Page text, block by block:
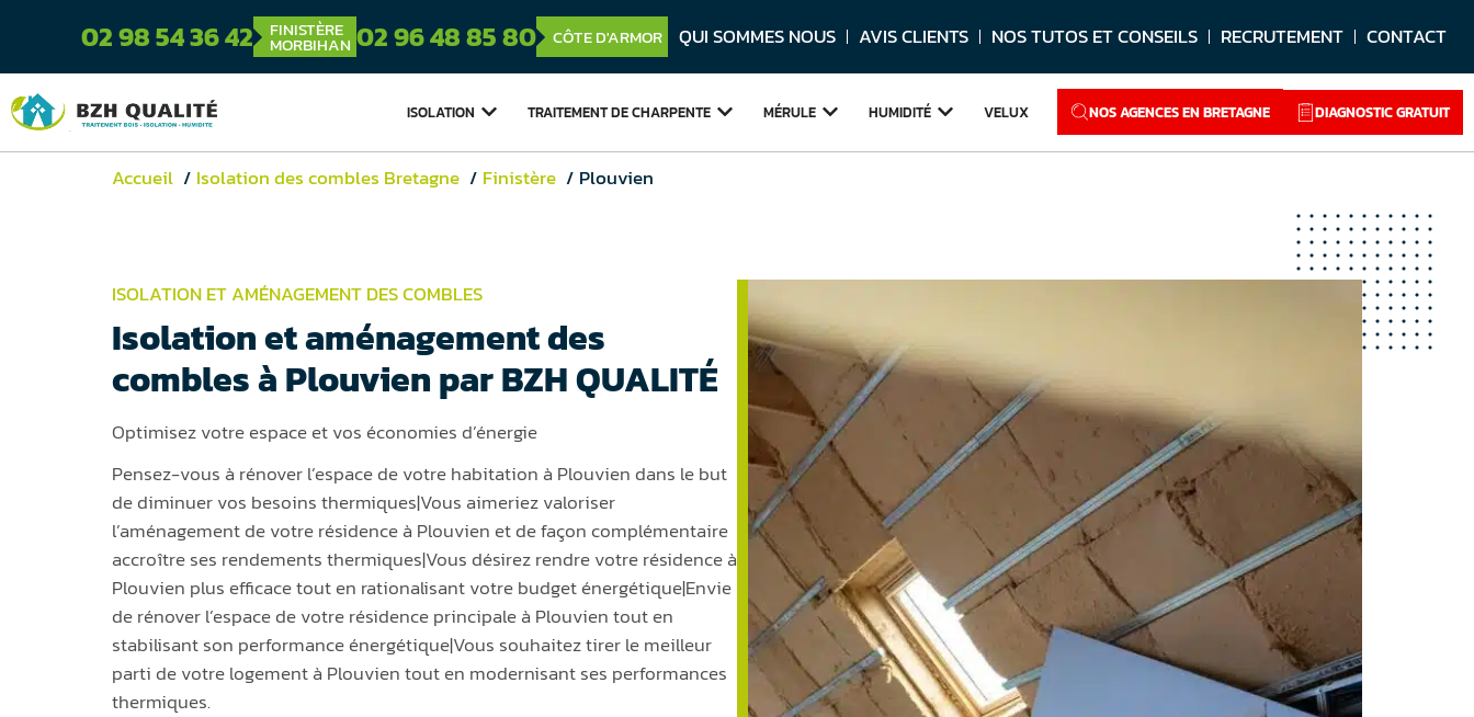
02 98 54 36 42 FINISTÈRE
MORBIHAN 02 96 48 85 80 CÔTE D'ARMOR QUI SOMMES NOUS AVIS CLIENTS NOS TUTOS ET CONSEILS RECRUTEMENT CONTACT
ISOLATION TRAITEMENT DECHARPENTE MÉRULE HUMIDITÉ VELUX NOS AGENCES EN BRETAGNE DIAGNOSTIC GRATUIT
Accueil Isolation des combles Bretagne Finistère Plouvien
ISOLATION ET AMÉNAGEMENT DES COMBLES
Isolation et aménagement des
combles à Plouvien par BZH QUALITÉ
Optimisez votre espace et vos économies d’énergie
Pensez-vous à rénover l’espace de votre habitation à Plouvien dans le but
de diminuer vos besoins thermiques|Vous aimeriez valoriser
l’aménagement de votre résidence à Plouvien et de façon complémentaire
accroître ses rendements thermiques|Vous désirez rendre votre résidence à
Plouvien plus efficace tout en rationalisant votre budget énergétique|Envie
de rénover l’espace de votre résidence principale à Plouvien tout en
stabilisant son performance énergétique|Vous souhaitez tirer le meilleur
parti de votre logement à Plouvien tout en modernisant ses performances
thermiques.